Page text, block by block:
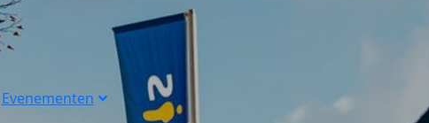
Evenementen